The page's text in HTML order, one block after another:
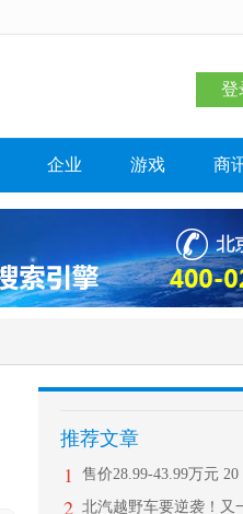
登
企业 游戏 商
推荐文章
1 售价28.99-43.99万元 20
2